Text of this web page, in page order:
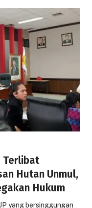
Terlibat
Hutan Unmul,
Hukum
yang bersinggungan